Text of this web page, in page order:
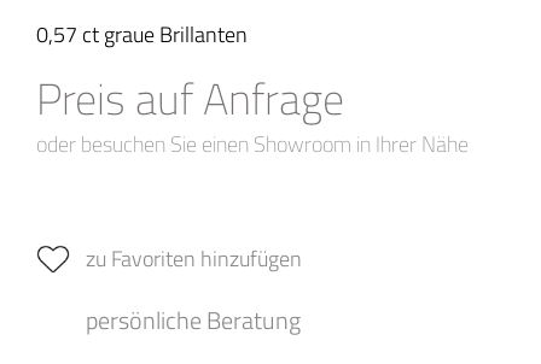
0,57 ct graue Brillanten
Preis auf Anfrage
oder besuchen Sie einen Showroom in Ihrer Nähe
zu Favoriten hinzufügen
persönliche Beratung